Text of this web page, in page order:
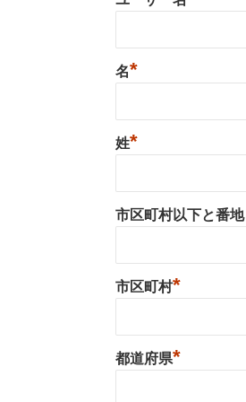
名*
姓*
市区町村以下と番
市区町村*
都道府県*